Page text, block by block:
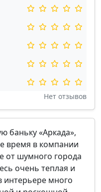
Нет отзывов
баньку «Аркада»,
время в компании
от шумного города
очень теплая и
интерьере много